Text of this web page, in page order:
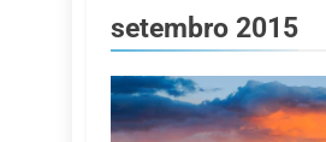
setembro 2015